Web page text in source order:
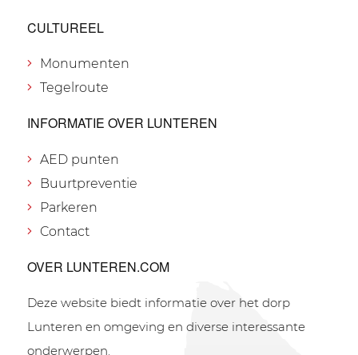
CULTUREEL
Monumenten
Tegelroute
INFORMATIE OVER LUNTEREN
AED punten
Buurtpreventie
Parkeren
Contact
OVER LUNTEREN.COM
Deze website biedt informatie over het dorp
Lunteren en omgeving en diverse interessante
onderwerpen.